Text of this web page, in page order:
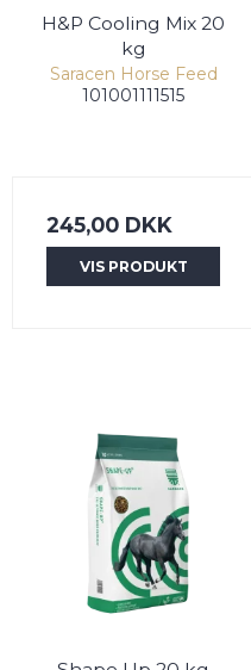
H&P Cooling Mix 20
kg
Saracen Horse Feed
101001111515
245,00 DKK
VIS PRODUKT